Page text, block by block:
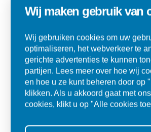
Wij maken gebruik van
Wij gebruiken cookies om uw
optimaliseren, het webverkeer te
gerichte advertenties te kunnen
partijen. Lees meer over hoe wij
en hoe u ze kunt beheren door op
klikken. Als u akkoord gaat met
cookies, klikt u op "Alle cookies